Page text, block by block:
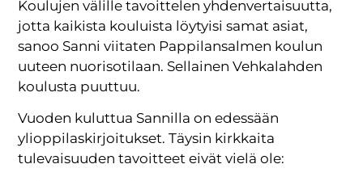
Koulujen välille tavoittelen yhdenvertaisuutta,
jotta kaikista kouluista löytyisi samat asiat,
sanoo Sanni viitaten Pappilansalmen koulun
uuteen nuorisotilaan. Sellainen Vehkalahden
koulusta puuttuu.
Vuoden kuluttua Sannilla on edessään
ylioppilaskirjoitukset. Täysin kirkkaita
tulevaisuuden tavoitteet eivät vielä ole: